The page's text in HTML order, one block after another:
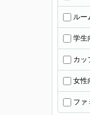
ルー
学生
カッ
女性
ファ